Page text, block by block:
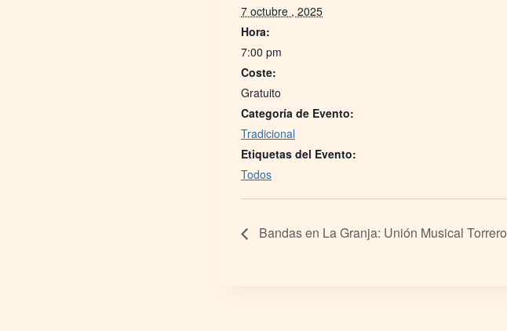
7 octubre , 2025
Hora:
7:00 pm
Coste:
Gratuito
Categoría de Evento:
Tradicional
Etiquetas del Evento:
Todos
Bandas en La Granja: Unión Musical Torrero